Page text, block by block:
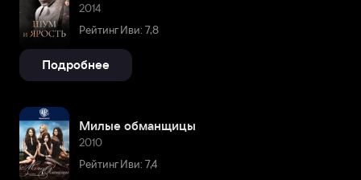
2014
Рейтинг Иви: 7,8
Подробнее
Милые обманщицы
2010
Рейтинг Иви: 7,4